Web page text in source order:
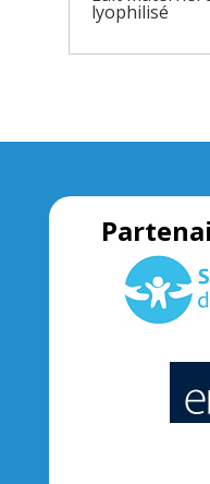
lyophilisé